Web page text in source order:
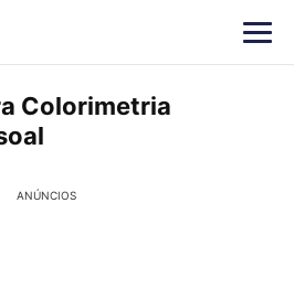
Colorimetria
ANÚNCIOS